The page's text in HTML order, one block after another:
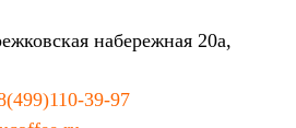
набережная 20а,
39-97